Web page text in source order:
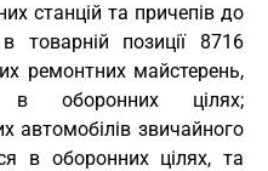
станцій та причепів до
товарній позиції 8716
ремонтних майстерень,
в оборонних цілях;
автомобілів звичайного
в оборонних цілях, та